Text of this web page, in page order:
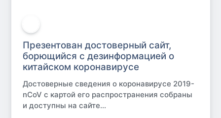
Презентован достоверный сайт,
борющийся с дезинформацией о
китайском коронавирусе
Достоверные сведения о коронавирусе 2019-
nCoV с картой его распространения собраны
и доступны на сайте...